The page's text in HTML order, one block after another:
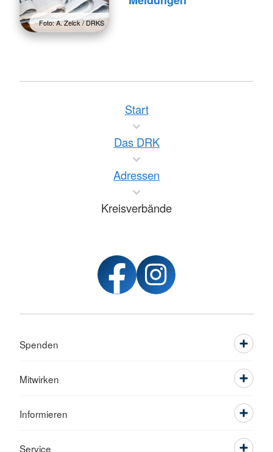
Foto: A. Zelck / DRKS
Start
Das DRK
Adressen
Kreisverbände
Spenden
Mitwirken
Informieren
Service